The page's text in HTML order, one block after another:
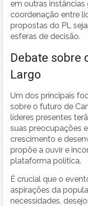
em outras instâncias
coordenação entre
propostas do PL
esferas de decisão.
Debate sobre
Largo
Um dos principais
sobre o futuro de
líderes presentes
suas preocupações
crescimento e
propõe a ouvir e
plataforma política.
É crucial que o
aspirações da
necessidades,